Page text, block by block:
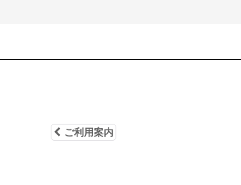
ご利用案内